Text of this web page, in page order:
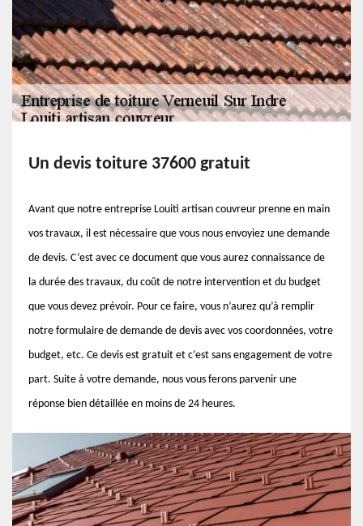
Un devis toiture 37600 gratuit
Avant que notre entreprise Louiti artisan couvreur prenne en main
vos travaux, il est nécessaire que vous nous envoyiez une demande
de devis. C’est avec ce document que vous aurez connaissance de
la durée des travaux, du coût de notre intervention et du budget
que vous devez prévoir. Pour ce faire, vous n’aurez qu’à remplir
notre formulaire de demande de devis avec vos coordonnées, votre
budget, etc. Ce devis est gratuit et c’est sans engagement de votre
part. Suite à votre demande, nous vous ferons parvenir une
réponse bien détaillée en moins de 24 heures.